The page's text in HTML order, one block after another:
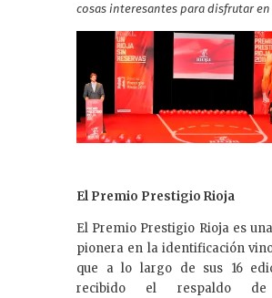
cosas interesantes para disfrutar en
El Premio Prestigio Rioja
El Premio Prestigio Rioja es
pionera en la identificación
que a lo largo de sus 16
recibido el respaldo de